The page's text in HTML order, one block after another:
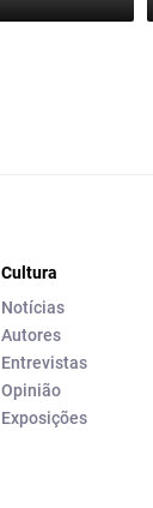
Cultura
Notícias
Autores
Entrevistas
Opinião
Exposições